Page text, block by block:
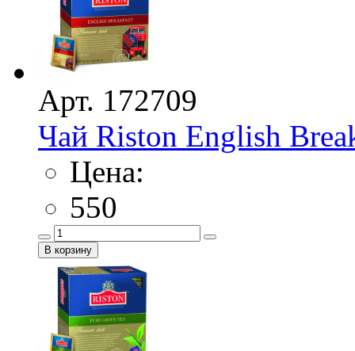
Арт. 172709
Чай Riston English
Цена:
550